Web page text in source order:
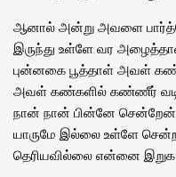
ஆனால் அன்று அவளை
இருந்து உள்ளே வர
புன்னகை பூத்தாள் அவள்
அவள் கண்களில் கண்ணீர்
நான் நான் பின்னே
யாருமே இல்லை உள்ளே
தெரியவில்லை என்னை